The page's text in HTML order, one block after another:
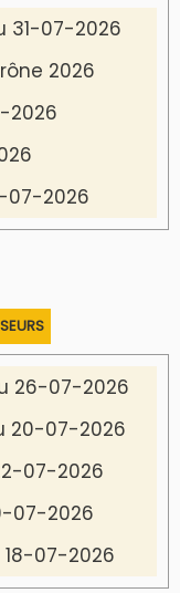
31-07-2026
2026
2026
07-2026
26-07-2026
20-07-2026
07-2026
07-2026
07-2026